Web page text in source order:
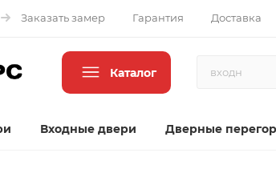
Заказать замер Гарантия Доставка
Каталог
Входные двери Дверные